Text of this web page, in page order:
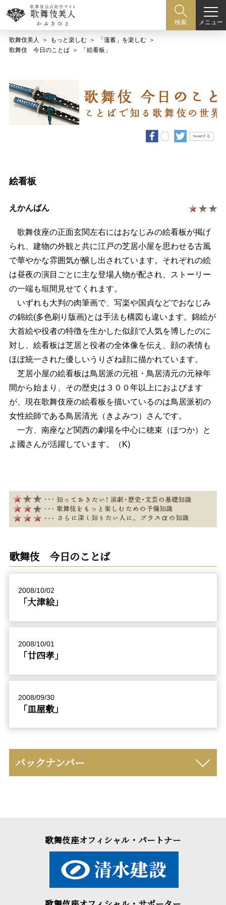
検索 メニュー
歌舞伎美人 もっと楽しむ
「薀蓄」を楽しむ
歌舞伎 今日のことば
「絵看板」
tweetする
絵看板
えかんばん
歌舞伎座の正面玄関左右にはおなじみの絵看板が掲げ
られ、建物の外観と共に江戸の芝居小屋を思わせる古風
で華やかな雰囲気が醸し出されています。それぞれの絵
は昼夜の演目ごとに主な登場人物が配され、ストーリー
の一端も垣間見せてくれます。
いずれも大判の肉筆画で、写楽や国貞などでおなじみ
の錦絵(多色刷り版画)とは手法も構図も違います。錦絵が
大首絵や役者の特徴を生かした似顔で人気を博したのに
対し、絵看板は芝居と役者の全体像を伝え、顔の表情も
ほぼ統一された優しいうりざね顔に描かれています。
芝居小屋の絵看板は鳥居派の元祖・鳥居清元の元禄年
間から始まり、その歴史は３００年以上におよびます
が、現在歌舞伎座の絵看板を描いているのは鳥居派初の
女性絵師である鳥居清光（きよみつ）さんです。
一方、南座など関西の劇場を中心に穂束（ほつか）と
よ國さんが活躍しています。（K)
歌舞伎 今日のことば
2008/10/02
「大津絵」
2008/10/01
「廿四孝」
2008/09/30
「皿屋敷」
バックナンバー
歌舞伎座オフィシャル・パートナー